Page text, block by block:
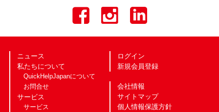
ニュース
私たちについて
QuickHelpJapanについて
お問合せ
サービス
サービス
ログイン
新規会員登録
会社情報
サイトマップ
個人情報保護方針